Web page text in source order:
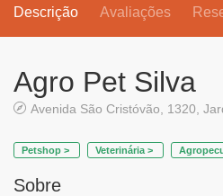
Descrição Avaliações
Agro Pet Silva
Avenida São Cristóvão, 1320,
Petshop > Veterinária >
Sobre